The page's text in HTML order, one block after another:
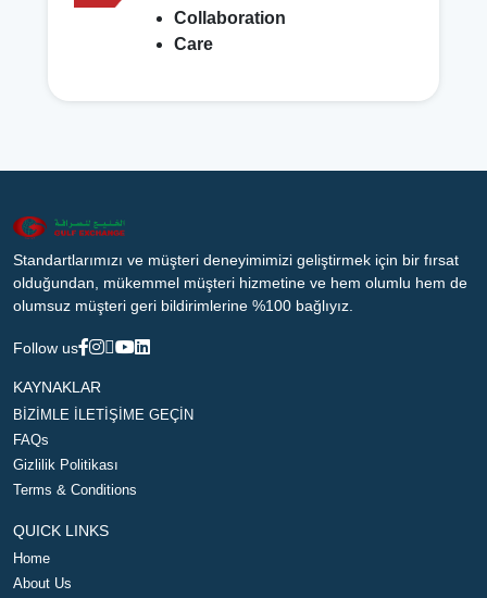
Collaboration
Care
Standartlarımızı ve müşteri deneyimimizi geliştirmek için bir fırsat
olduğundan, mükemmel müşteri hizmetine ve hem olumlu hem de
olumsuz müşteri geri bildirimlerine %100 bağlıyız.
Follow us
KAYNAKLAR
BİZİMLE İLETİŞİME GEÇİN
FAQs
Gizlilik Politikası
Terms & Conditions
QUICK LINKS
Home
About Us